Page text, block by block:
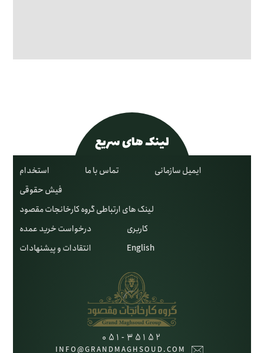
لینک های سریع
استخدام تماس با ما
ایمیل سازمانی
فیش حقوقی
لینک های ارتباطی گروه کارخانجات مقصود
درخواست خرید عمده
کاربری
انتقادات و پیشنهادات
English
051-35152
INFO@GRANDMAGHSOUD.COM